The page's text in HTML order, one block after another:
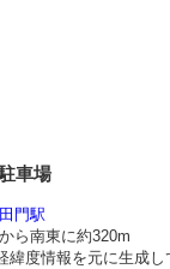
車場
門駅
ら南東に約320m
緯度情報を元に生成し